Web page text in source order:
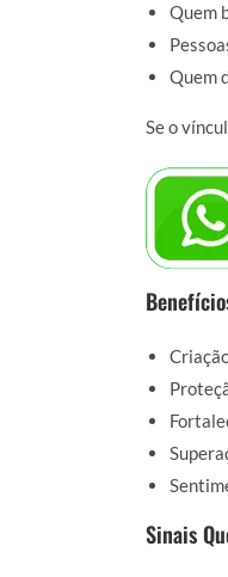
Quem
Quem
Se o
Sinais